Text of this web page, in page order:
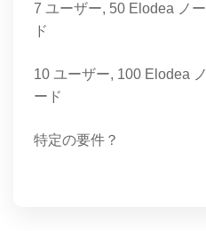
7 ユーザー, 50 Elodea ノー
ド
10 ユーザー, 100 Elodea ノ
ード
特定の要件？